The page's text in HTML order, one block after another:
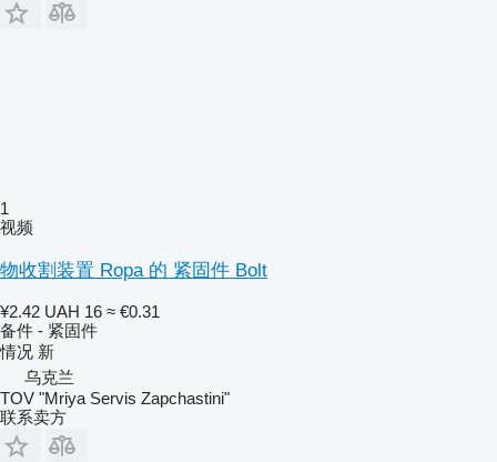
1
视频
物收割装置 Ropa 的 紧固件 Bolt
¥2.42 UAH 16 ≈ €0.31
备件 - 紧固件
情况 新
乌克兰
TOV "Mriya Servis Zapchastini"
联系卖方